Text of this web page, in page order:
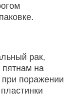
рак,
на
поражении